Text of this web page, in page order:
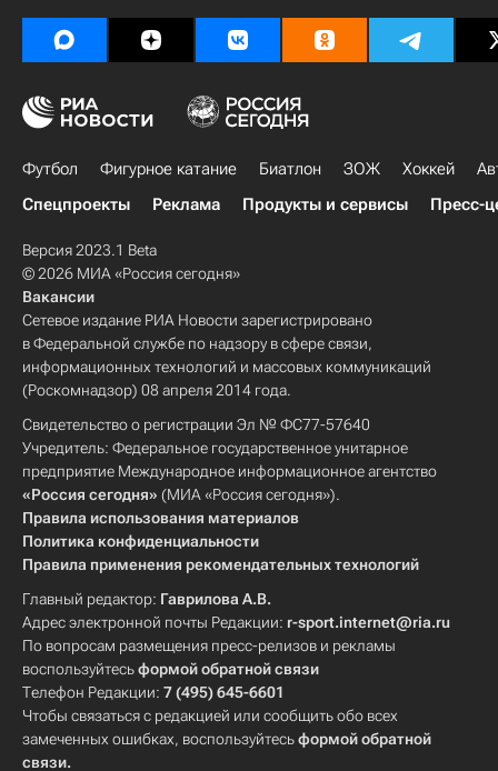
Футбол Фигурное катание Биатлон ЗОЖ Хоккей
Спецпроекты
Реклама Продукты и сервисы Пресс-
Версия 2023.1 Beta
© 2026 МИА «Россия сегодня»
Вакансии
Сетевое издание РИА Новости зарегистрировано
в Федеральной службе по надзору в сфере связи,
информационных технологий и массовых коммуникаций
(Роскомнадзор) 08 апреля 2014 года.
Свидетельство о регистрации Эл № ФС77-57640
Учредитель: Федеральное государственное унитарное
предприятие Международное информационное агентство
«Россия сегодня» (МИА «Россия сегодня»).
Правила использования материалов
Политика конфиденциальности
Правила применения рекомендательных технологий
Главный редактор: Гаврилова А.В.
Адрес электронной почты Редакции: r-sport.internet@ria.ru
По вопросам размещения пресс-релизов и рекламы
воспользуйтесьформой обратной связи
Телефон Редакции: 7 (495) 645-6601
Чтобы связаться с редакцией или сообщить обо всех
замеченных ошибках, воспользуйтесьформой обратной
связи.